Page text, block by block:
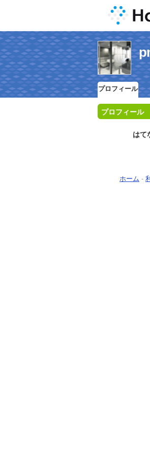
プロフィール
プロフィール
はて
ホーム -